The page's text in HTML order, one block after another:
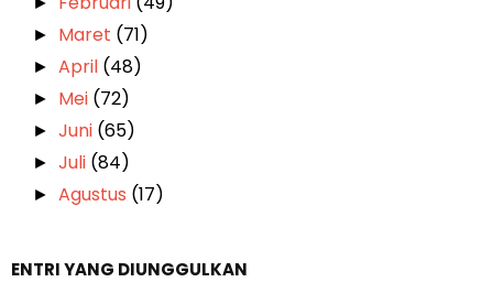
► Maret (71)
► April (48)
► Mei (72)
►Juni (65)
►Juli (84)
► Agustus (17)
ENTRI YANG DIUNGGULKAN